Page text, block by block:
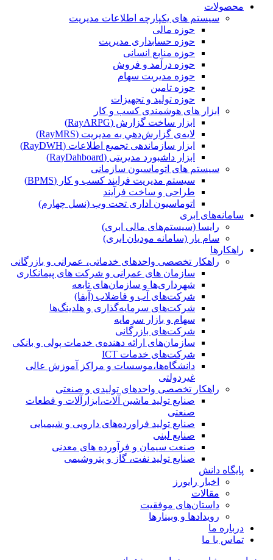
محصولات
سیستم های یکپارچه اطلاعات مدیریت
حوزه مالی
حوزه حسابداری مدیریت
حوزه منابع انسانی
حوزه درآمد و فروش
حوزه مدیریت سهام
حوزه تامین
حوزه تولید و تجهیزات
ابزار های هوشمندی کسب و کار
ابزار ساخت گزارش (RayARPG)
لایه‌ی گزارش‌دهي به مديريت (RayMRS)
ابزار سازماندهی تجمیع اطلاعات (RayDWH)
ابزار داشبورد مدیریتی (RayDahboard)
سیستم های اتوماسیون سازمانی
سیستم مدیریت فرایند کسب و کار (BPMS)
طراحی و ساخت فرآیند
اتوماسیون اداری تحت وب (نسل چهارم)
سامانه‌های ابری
رایسا (سیستم‌های مالی ابری)
سام یار (سامانه مودیان ابری)
راهکارها
راهکار تخصصی واحدهای خدماتی، عمرانی و بازرگانی
سازمان های عمرانی و شرکت های پیمانکاری
شهرداری‌ها و سازمان‌های تابعه
شرکت‌های آب و فاضلاب (آبفا)
شرکت‌های سرمایه‌گذاری و هلدینگ‌ها
سهام و بازار سرمایه
شرکت‌های بازرگانی
سازمان‌های ارائه دهنده‌ی خدمات پولی و بانکی
شرکت‌های خدمات ICT
دانشگاه‌ها،موسسات و مراکز آموزش عالی
غیردولتی
راهکار تخصصی واحدهای تولیدی و صنعتی
صنایع توليد ماشين آلات،ابزارآلات و قطعات
صنعتی
صنایع تولید فراورده‌های دارویی و شیمیایی
صنایع لبنی
صنعت سیمان و فرآورده های معدنی
صنایع تولید نفت، گاز و پتروشيمی
پایگاه دانش
اخبار رایورز
مقالات
داستان‌های موفقیت
رویدادها و وبینارها
درباره ما
تماس با ما